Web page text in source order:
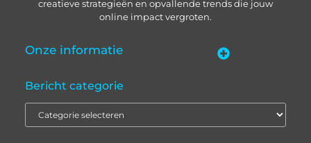
creatieve strategieën en opvallende trends die jouw
online impact vergroten.
Onze informatie
Bericht categorie